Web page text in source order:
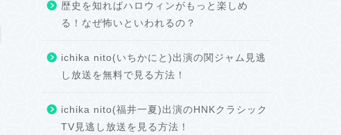
歴史を知ればハロウィンがもっと楽しめ
る！なぜ怖いといわれるの？
ichika nito(いちかにと)出演の関ジャム見逃
し放送を無料で見る方法！
ichika nito(福井一夏)出演のHNKクラシック
TV見逃し放送を見る方法！